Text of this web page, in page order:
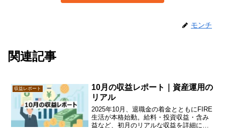
モンチ
関連記事
収益レポート
10月の収益レポート｜資産運用の
リアル
2025年10月、退職金の着金とともにFIRE
生活が本格始動。給料・投資収益・含み
益など、初月のリアルな収益を詳細に記